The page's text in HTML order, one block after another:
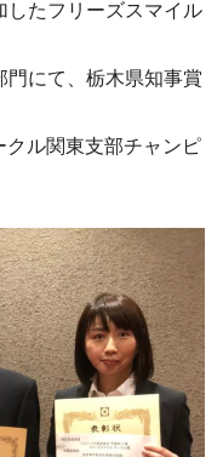
したフリーズスマイル
門にて、栃木県知事賞
クル関東支部チャンピ